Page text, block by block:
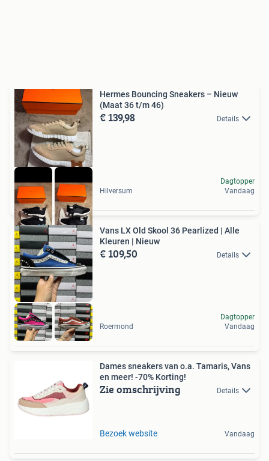
Hermes Bouncing Sneakers – Nieuw
(Maat 36 t/m 46)
€ 139,98 Details
Hilversum
Dagtopper
Vandaag
Vans LX Old Skool 36 Pearlized | Alle
Kleuren | Nieuw
€ 109,50 Details
Roermond
Dagtopper
Vandaag
Dames sneakers van o.a. Tamaris, Vans
en meer! -70% Korting!
Zie omschrijving Details
Bezoek website Vandaag